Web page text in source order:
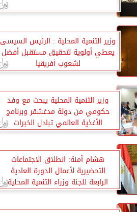
وزير التنمية المحلية : الرئيس السيسى
يعطي أولوية لتحقيق مستقبل أفضل
لشعوب أفريقيا
وزير التنمية المحلية يبحث مع وفد
حكومي من دولة مدغشقر وبرنامج
الأغذية العالمي تبادل الخبرات
هشام آمنة: انطلاق الاجتماعات
التحضيرية لأعمال الدورة العادية
الرابعة للجنة وزراء التنمية المحلية
بحضور وفود 55 دولة افريقية